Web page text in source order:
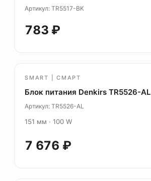
Артикул: TR5517-BK
783 ₽
SMART | СМАРТ
Блок питания Denkirs TR5526-AL
Артикул: TR5526-AL
151 мм · 100 W
7 676 ₽